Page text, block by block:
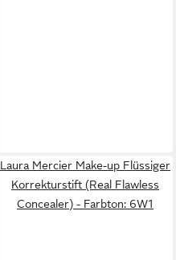
Laura Mercier Make-up Flüssiger
Korrekturstift (Real Flawless
Concealer) - Farbton: 6W1